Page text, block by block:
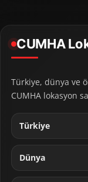
CUMHA
Türkiye, dünya ve
CUMHA lokasyon
Türkiye
Dünya